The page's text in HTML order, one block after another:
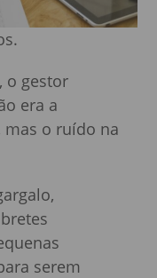
o gestor
era a
mas o ruído na
serem